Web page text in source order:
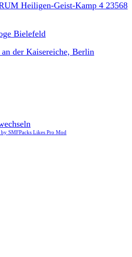
Heiligen-Geist-Kamp 4 23568
Bielefeld
der Kaisereiche, Berlin
by SMFPacks Likes Pro Mod